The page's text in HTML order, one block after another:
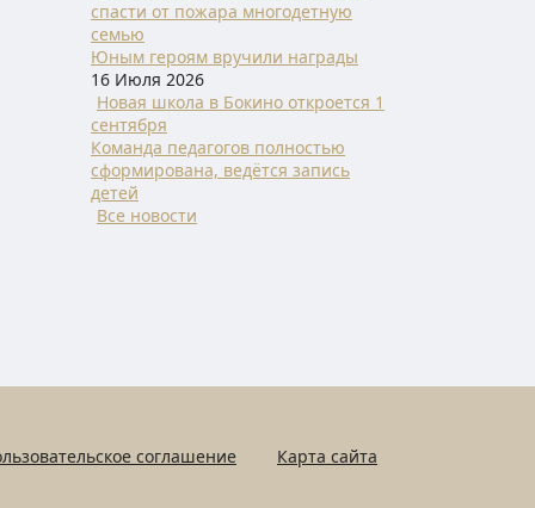
спасти от пожара многодетную
семью
Юным героям вручили награды
16 Июля 2026
Новая школа в Бокино откроется 1
сентября
Команда педагогов полностью
сформирована, ведётся запись
детей
Все новости
соглашение Карта сайта